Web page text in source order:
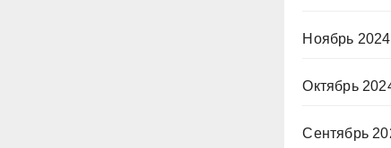
Ноябрь 2024
Октябрь
Сентябрь